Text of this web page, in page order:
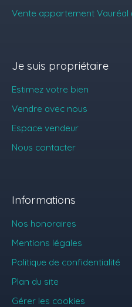
Vente appartement Vauréal
Je suis propriétaire
Estimez votre bien
Vendre avec nous
Espace vendeur
Nous contacter
Informations
Nos honoraires
Mentions légales
Politique de confidentialité
Plan du site
Gérer les cookies